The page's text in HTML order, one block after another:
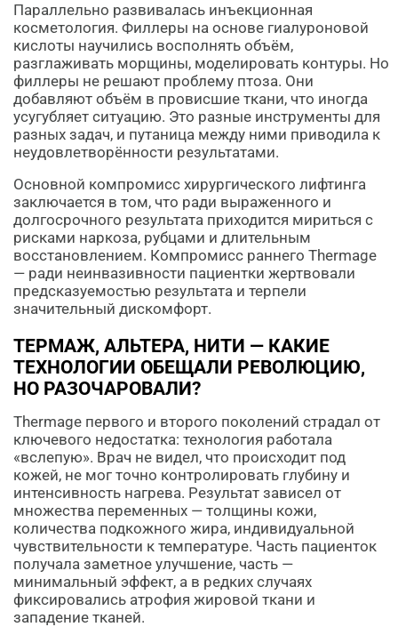
Параллельно развивалась инъекционная
косметология. Филлеры на основе гиалуроновой
кислоты научились восполнять объём,
разглаживать морщины, моделировать контуры. Но
филлеры не решают проблему птоза. Они
добавляют объём в провисшие ткани, что иногда
усугубляет ситуацию. Это разные инструменты для
разных задач, и путаница между ними приводила к
неудовлетворённости результатами.
Основной компромисс хирургического лифтинга
заключается в том, что ради выраженного и
долгосрочного результата приходится мириться с
рисками наркоза, рубцами и длительным
восстановлением. Компромисс раннего Thermage
— ради неинвазивности пациентки жертвовали
предсказуемостью результата и терпели
значительный дискомфорт.
ТЕРМАЖ, АЛЬТЕРА, НИТИ — КАКИЕ
ТЕХНОЛОГИИ ОБЕЩАЛИ РЕВОЛЮЦИЮ,
НО РАЗОЧАРОВАЛИ?
Thermage первого и второго поколений страдал от
ключевого недостатка: технология работала
«вслепую». Врач не видел, что происходит под
кожей, не мог точно контролировать глубину и
интенсивность нагрева. Результат зависел от
множества переменных — толщины кожи,
количества подкожного жира, индивидуальной
чувствительности к температуре. Часть пациенток
получала заметное улучшение, часть —
минимальный эффект, а в редких случаях
фиксировались атрофия жировой ткани и
западение тканей.